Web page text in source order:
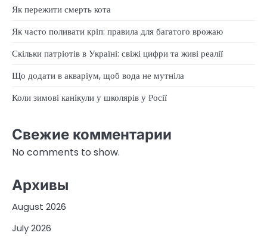
Як пережити смерть кота
Як часто поливати кріп: правила для багатого врожаю
Скільки патріотів в Україні: свіжі цифри та живі реалії
Що додати в акваріум, щоб вода не мутніла
Коли зимові канікули у школярів у Росії
Свежие комментарии
No comments to show.
Архивы
August 2026
July 2026